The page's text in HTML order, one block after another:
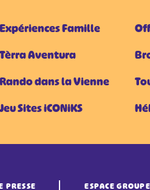
Expériences Famille
Tèrra Aventura
Rando dans la Vienne
Jeu Sites iCONiKS
PRESSE ESPACE